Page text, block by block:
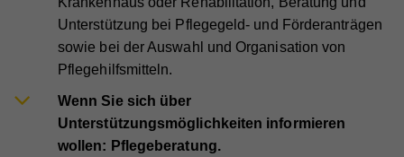
Unterstützung bei Pflegegeld- und Förderanträgen
sowie bei der Auswahl und Organisation von
Pflegehilfsmitteln.
Wenn Sie sich über
Unterstützungsmöglichkeiten informieren
wollen: Pflegeberatung.